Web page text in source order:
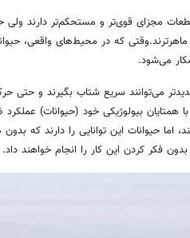
مجزای قوی‌تر و مستحکم‌تر دارند
که در محیط‌های واقعی،
می‌شود.
می‌توانند سریع شتاب بگیرند و حتی
همتایان بیولوژیکی خود (حیوانات)
حیوانات این توانایی را دارند که
فکر کردن این کار را انجام خواهند داد.